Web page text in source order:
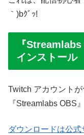
｀)bｸﾞｯ!
『
インストール
Twitch アカウント
『Streamlabs OBS
ダウンロードは公式